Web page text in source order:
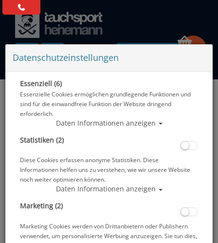
Alle Artikel zeigen aus: Blei & Bleigurte
Datenschutzeinstellungen
Essenziell (6)
Essenzielle Cookies ermöglichen grundlegende Funktionen und
sind für die einwandfreie Funktion der Website dringend
erforderlich.
Daten Informationen anzeigen
Statistiken (2)
Diese Cookies erfassen anonyme Statistiken. Diese
Informationen helfen uns zu verstehen, wie wir unsere Website
noch weiter optimieren können.
Daten Informationen anzeigen
Marketing (2)
Marketing Cookies werden von Drittanbietern oder Publishern
verwendet, um personalisierte Werbung anzuzeigen. Sie tun dies,